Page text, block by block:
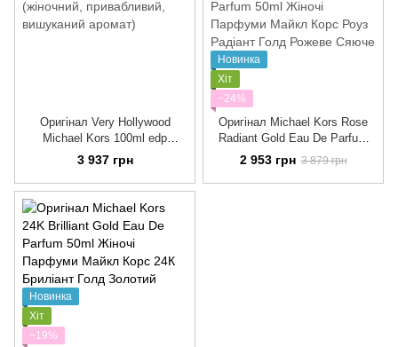
Оригінал Very Hollywood
Michael Kors 100ml edp
(жіночний, привабливий,
вишуканий аромат)
3 937 грн
Новинка
Хіт
−24%
Оригінал Michael Kors Rose
Radiant Gold Eau De Parfum
50ml Жіночі Парфуми Майкл
Корс Роуз Радіант Голд
Рожеве Сяюче Золото
2 953 грн 3 879 грн
Новинка
Хіт
−19%